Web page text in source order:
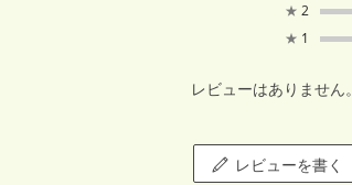
★ 2
★ 1
レビューはありません。
レビューを書く